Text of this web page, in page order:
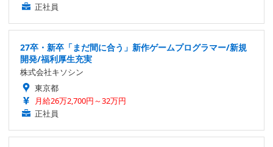
正社員
27卒・新卒「まだ間に合う」新作ゲームプログラマー/新規
開発/福利厚生充実
株式会社キソシン
東京都
月給26万2,700円～32万円
正社員